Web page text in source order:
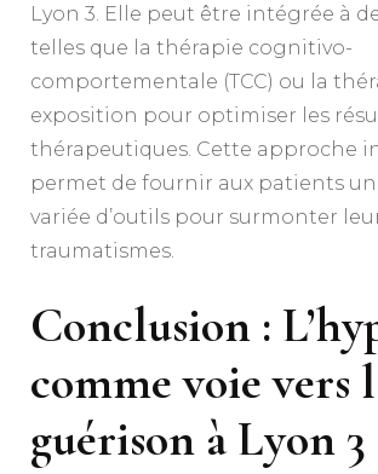
Lyon 3. Elle peut être intégrée à
telles que la thérapie cognitivo-
comportementale (TCC) ou la
exposition pour optimiser les
thérapeutiques. Cette approche
permet de fournir aux patients
variée d’outils pour surmonter
traumatismes.
Conclusion :
comme voie vers
guérison à Lyon 3